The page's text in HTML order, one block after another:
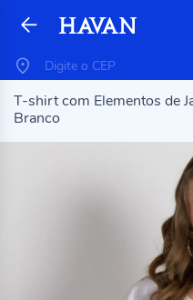
T-shirt com Elementos de
Branco